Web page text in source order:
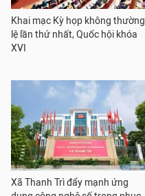
Khai mạc Kỳ họp không thường
lệ lần thứ nhất, Quốc hội khóa
XVI
Xã Thanh Trì đẩy mạnh ứng